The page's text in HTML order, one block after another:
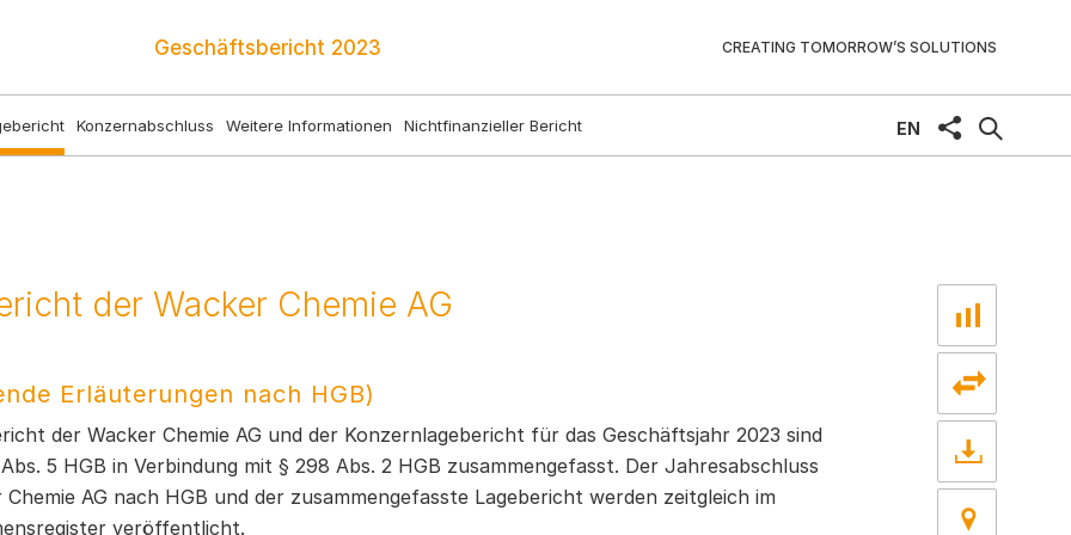
Geschäftsbericht 2023 CREATING TOMORROW’S SOLUTIONS
EN share
Konzernabschluss Weitere Informationen Nichtfinanzieller Bericht
der Wacker Chemie AG
Erläuterungen nach HGB)
der Wacker Chemie AG und der Konzernlagebericht für das Geschäftsjahr 2023 sind
5 HGB in Verbindung mit § 298 Abs. 2 HGB zusammengefasst. Der Jahresabschluss
Chemie AG nach HGB und der zusammengefasste Lagebericht werden zeitgleich im
veröffentlicht.